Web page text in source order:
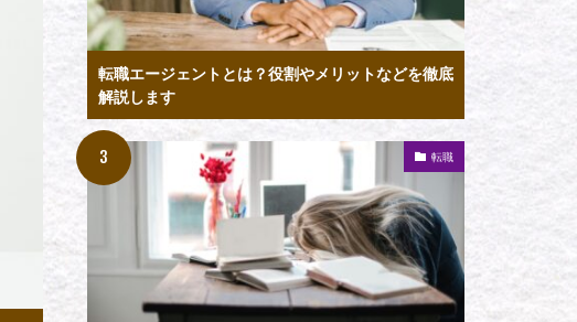
転職エージェントとは？役割やメリットなどを徹底
解説します
転職